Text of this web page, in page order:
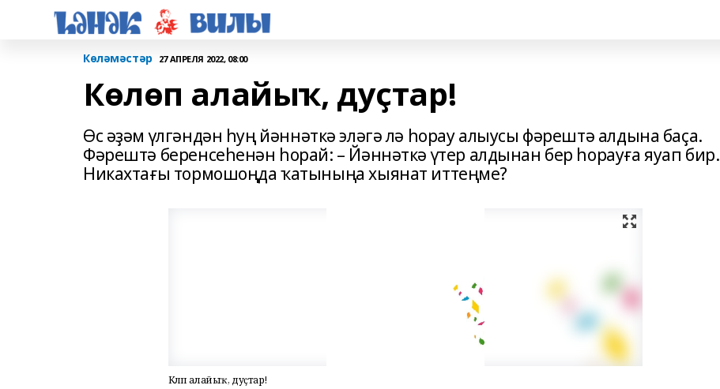
Көләмәстәр 27 АПРЕЛЯ 2022, 08:00
Көлөп алайыҡ, дуҫтар!
Өс әҙәм үлгәндән һуң йәннәткә эләгә лә һорау алыусы фәрештә алдына баҫа.
Фәрештә беренсеһенән һорай: – Йәннәткә үтер алдынан бер һорауға яуап бир.
Никахтағы тормошоңда ҡатыныңа хыянат иттеңме?
Көлөп алайыҡ, дуҫтар!